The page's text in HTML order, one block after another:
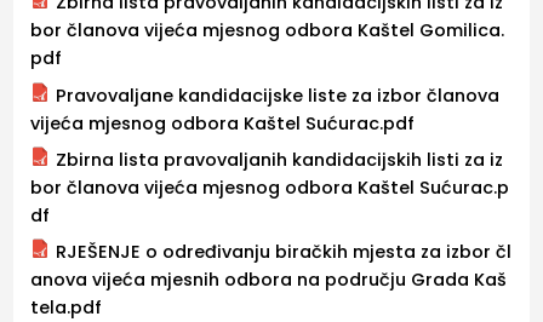
bor članova vijeća mjesnog odbora Kaštel Gomilica.
pdf
Pravovaljane kandidacijske liste za izbor članova
vijeća mjesnog odbora Kaštel Sućurac.pdf
Zbirna lista pravovaljanih kandidacijskih listi za iz
bor članova vijeća mjesnog odbora Kaštel Sućurac.p
df
RJEŠENJE o određivanju biračkih mjesta za izbor čl
anova vijeća mjesnih odbora na području Grada Kaš
tela.pdf